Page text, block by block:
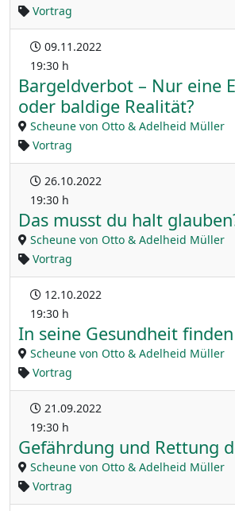
Vortrag
09.11.2022
19:30 h
Bargeldverbot – Nur eine
oder baldige Realität?
Scheune von Otto & Adelheid Müller
Vortrag
26.10.2022
19:30 h
Das musst du halt
Scheune von Otto & Adelheid Müller
Vortrag
12.10.2022
19:30 h
In seine Gesundheit finden
Scheune von Otto & Adelheid Müller
Vortrag
21.09.2022
19:30 h
Gefährdung und Rettung
Scheune von Otto & Adelheid Müller
Vortrag